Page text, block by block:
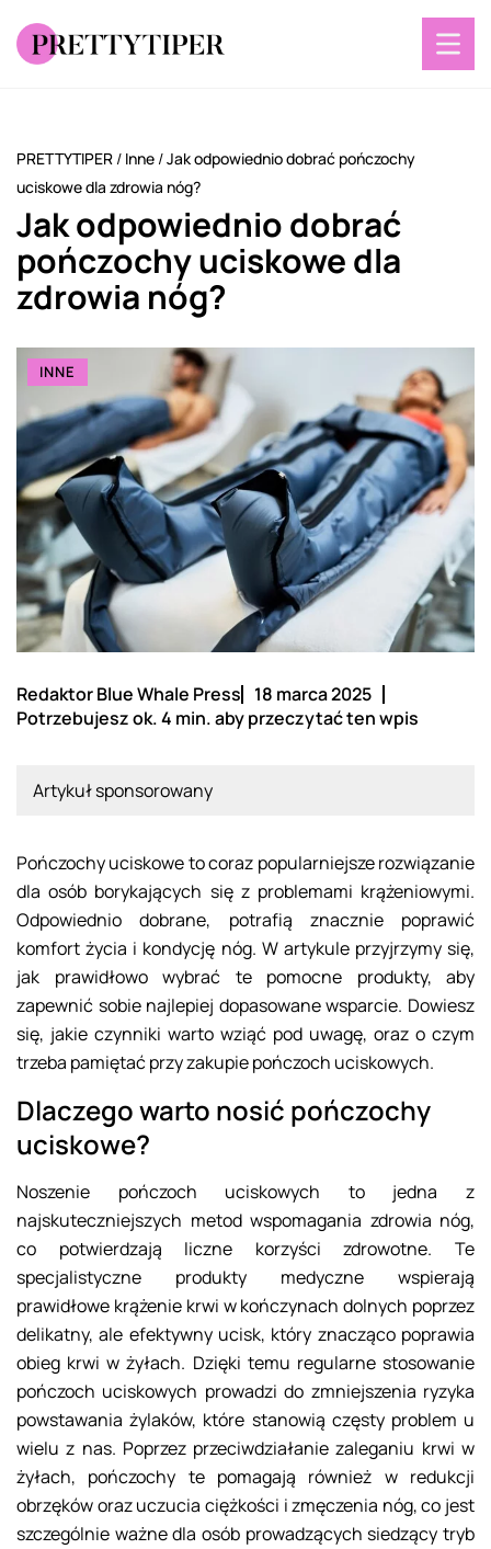
PRETTYTIPER / Inne /Jak odpowiednio dobrać pończochy
uciskowe dla zdrowia nóg?
Jak odpowiednio dobrać
pończochy uciskowe dla
zdrowia nóg?
INNE
Redaktor Blue Whale Press
18 marca 2025
Potrzebujesz ok. 4 min. aby przeczytać ten wpis
Artykuł sponsorowany
Pończochy uciskowe to coraz popularniejsze rozwiązanie
dla osób borykających się z problemami krążeniowymi.
Odpowiednio dobrane, potrafią znacznie poprawić
komfort życia i kondycję nóg. W artykule przyjrzymy się,
jak prawidłowo wybrać te pomocne produkty, aby
zapewnić sobie najlepiej dopasowane wsparcie. Dowiesz
się, jakie czynniki warto wziąć pod uwagę, oraz o czym
trzeba pamiętać przy zakupie pończoch uciskowych.
Dlaczego warto nosić pończochy
uciskowe?
Noszenie pończoch uciskowych to jedna z
najskuteczniejszych metod wspomagania zdrowia nóg,
co potwierdzają liczne korzyści zdrowotne. Te
specjalistyczne produkty medyczne wspierają
prawidłowe krążenie krwi w kończynach dolnych poprzez
delikatny, ale efektywny ucisk, który znacząco poprawia
obieg krwi w żyłach. Dzięki temu regularne stosowanie
pończoch uciskowych prowadzi do zmniejszenia ryzyka
powstawania żylaków, które stanowią częsty problem u
wielu z nas. Poprzez przeciwdziałanie zaleganiu krwi w
żyłach, pończochy te pomagają również w redukcji
obrzęków oraz uczucia ciężkości i zmęczenia nóg, co jest
szczególnie ważne dla osób prowadzących siedzący tryb